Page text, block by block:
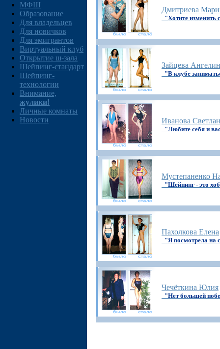
МФШ
Образование
Для владельцев
Для новичков
Для эмигрантов
Виртуальный клуб
Открытие ш-зала
Шейпинг-стандарт
Шейпинг-
технологии
Внимание,
жулики!
Личные комнаты
Новости
Дмитриева
"Хотите изменить
Зайцева
"В клубе
Иванова
"Любите себя и
Мустепаненко
"Шейпинг - это
Пахолкова Елена
"Я посмотрела на
Чечёткина Юлия
"Нет большей